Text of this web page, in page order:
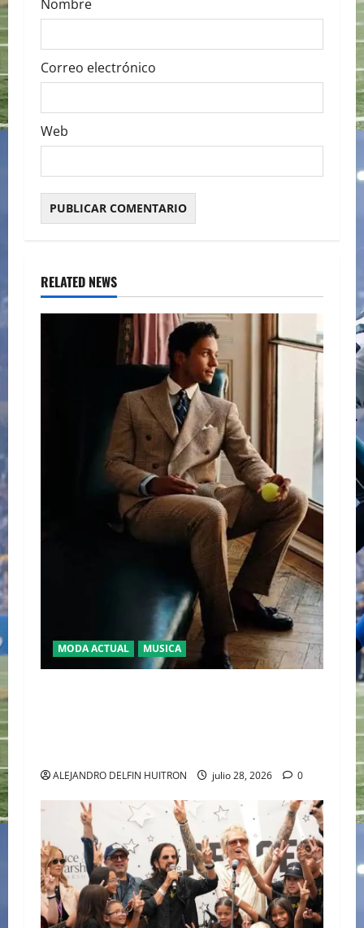
Nombre
Correo electrónico
Web
RELATED NEWS
MODA ACTUAL MUSICA
ALEJANDRO DELFIN HUITRON julio 28, 2026 0